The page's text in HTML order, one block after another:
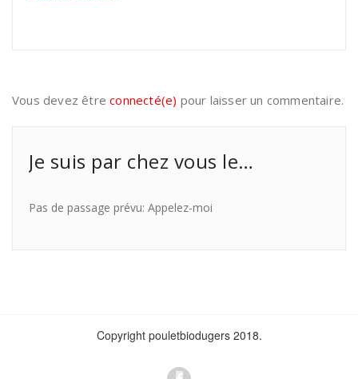
Vous devez êtreconnecté(e) pour laisser un commentaire.
Je suis par chez vous le…
Pas de passage prévu: Appelez-moi
Copyright pouletbiodugers 2018.